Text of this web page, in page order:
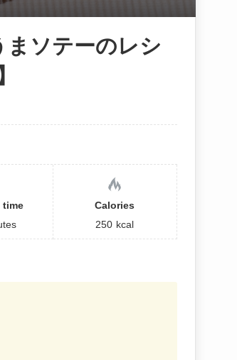
まソテーのレシ
time
Calories
250 kcal